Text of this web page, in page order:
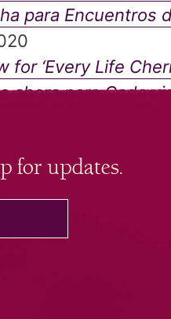
para Encuentros
for ‘Every Life
ahora para Cada
for updates.